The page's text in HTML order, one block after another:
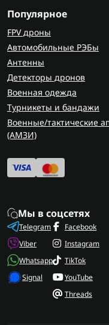
Популярное
FPV дроны
Автомобильные РЭБы
Антенны
Детекторы дронов
Военная одежда
Турникеты и бандажи
Военные/тактические
(AMЗИ)
Мы в соцсетях
Telegram
Viber
Whatsapp
Signal
Facebook
Instagram
TikTok
YouTube
Threads